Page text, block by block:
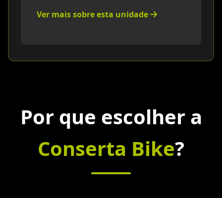
Ver mais sobre esta unidade
Por que escolher a
Conserta Bike?